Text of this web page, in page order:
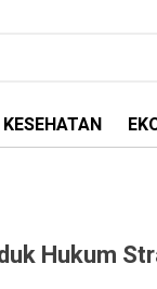
KESEHATAN
Hukum